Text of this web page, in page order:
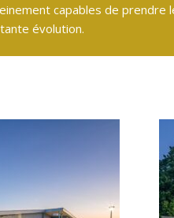
capables de prendre
évolution.